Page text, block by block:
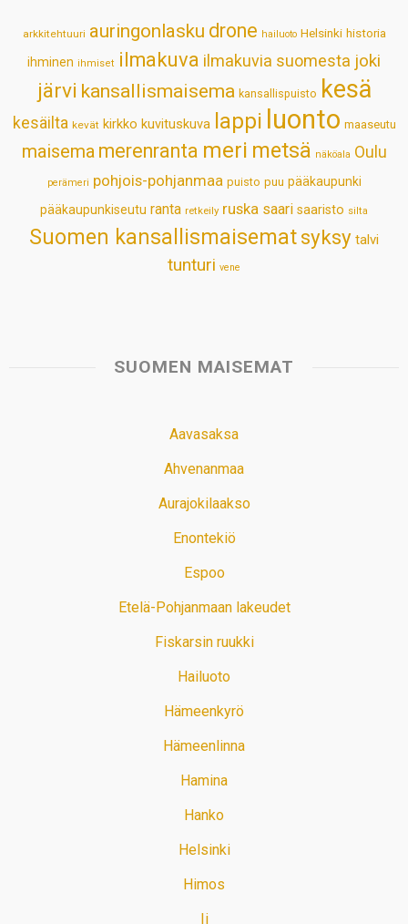
p
k
n
s
t
arkkitehtuuri auringonlasku drone hailuoto Helsinki historia
ihminen ihmiset ilmakuva ilmakuvia suomesta joki
järvi kansallismaisema kansallispuisto kesä
kesäilta kevät kirkko kuvituskuva lappi luonto maaseutu
maisema merenranta meri metsä näköala Oulu
perämeri pohjois-pohjanmaa puisto puu pääkaupunki
pääkaupunkiseutu ranta retkeily ruska saari saaristo silta
Suomen kansallismaisematsyksy talvi
tunturi vene
SUOMEN MAISEMAT
Aavasaksa
Ahvenanmaa
Aurajokilaakso
Enontekiö
Espoo
Etelä-Pohjanmaan lakeudet
Fiskarsin ruukki
Hailuoto
Hämeenkyrö
Hämeenlinna
Hamina
Hanko
Helsinki
Himos
Ii